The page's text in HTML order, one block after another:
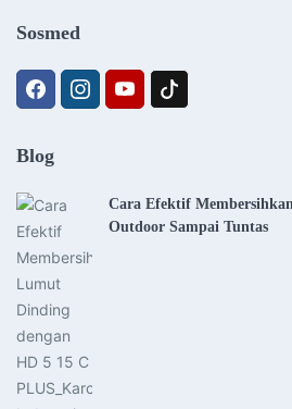
Sosmed
Blog
Cara Efektif
Outdoor Sampai Tuntas